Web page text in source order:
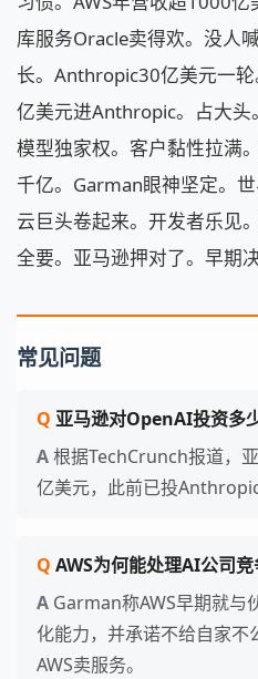
库服务Oracle卖得欢。没人
长。Anthropic30亿美元一
亿美元进Anthropic。占大头
模型独家权。客户黏性拉满
千亿。Garman眼神坚定。
云巨头卷起来。开发者乐见
全要。亚马逊押对了。早期
常见问题
亚马逊对OpenAI投资多
根据TechCrunch报道，
亿美元，此前已投Anthropic
AWS为何能处理AI公司竞
Garman称AWS早期就与
化能力，并承诺不给自家
AWS卖服务。